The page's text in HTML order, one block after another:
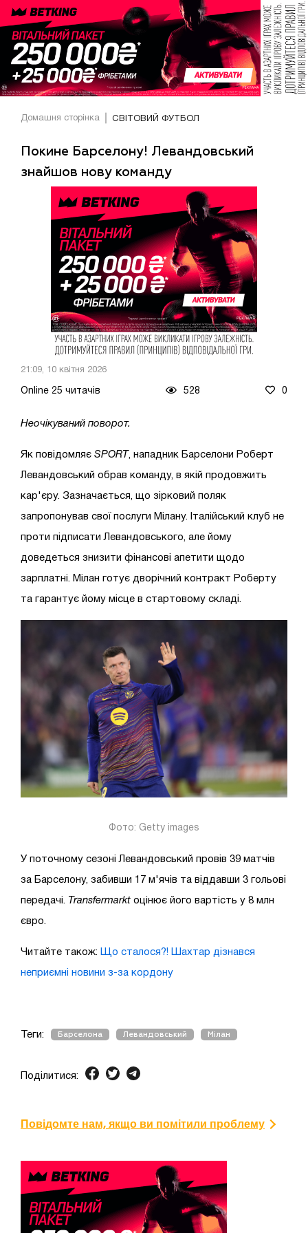
Домашня сторінка СВІТОВИЙ ФУТБОЛ
Покине Барселону! Левандовський
знайшов нову команду
21:09, 10 квітня 2026
Online 25 читачів 528 0
Неочікуваний поворот.
Як повідомляє SPORT, нападник Барселони Роберт
Левандовський обрав команду, в якій продовжить
кар'єру. Зазначається, що зірковий поляк
запропонував свої послуги Мілану. Італійський клуб не
проти підписати Левандовського, але йому
доведеться знизити фінансові апетити щодо
зарплатні. Мілан готує дворічний контракт Роберту
та гарантує йому місце в стартовому складі.
Фото: Getty images
У поточному сезоні Левандовський провів 39 матчів
за Барселону, забивши 17 м'ячів та віддавши 3 гольові
передачі. Transfermarkt оцінює його вартість у 8 млн
євро.
Читайте також: Що сталося?! Шахтар дізнався
неприємні новини з-за кордону
Теги: Барселона Левандовський Мілан
Поділитися:
Повідомте нам, якщо ви помітили проблему